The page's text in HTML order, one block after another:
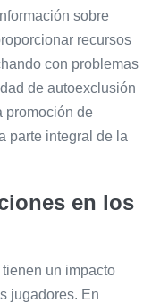
sobre
recursos
con problemas
de autoexclusión
promoción de
parte integral de la
en los
un impacto
jugadores. En